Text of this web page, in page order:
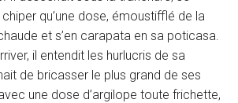
chiper qu’une dose, émoustifflé de la
et s’en carapata en sa poticasa.
il entendit les hurlucris de sa
de bricasser le plus grand de ses
une dose d’argilope toute frichette,